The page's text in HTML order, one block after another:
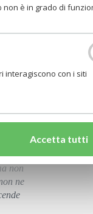
un
di
di sé
il
non
ne
non è in grado di
interagiscono con i siti
Accetta tutti